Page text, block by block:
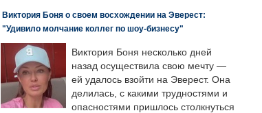
Виктория Боня о своем восхождении на Эверест:
"Удивило молчание коллег по шоу-бизнесу"
Виктория Боня несколько дней
назад осуществила свою мечту —
ей удалось взойти на Эверест. Она
делилась, с какими трудностями и
опасностями пришлось столкнуться